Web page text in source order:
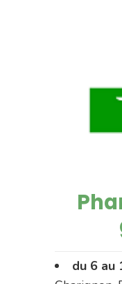
du 6 au